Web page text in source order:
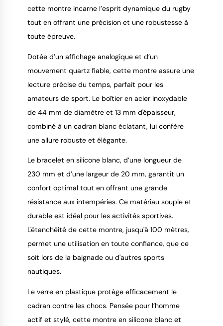
cette montre incarne l’esprit dynamique du rugby
tout en offrant une précision et une robustesse à
toute épreuve.
Dotée d’un affichage analogique et d’un
mouvement quartz fiable, cette montre assure une
lecture précise du temps, parfait pour les
amateurs de sport. Le boîtier en acier inoxydable
de 44 mm de diamètre et 13 mm d'épaisseur,
combiné à un cadran blanc éclatant, lui confère
une allure robuste et élégante.
Le bracelet en silicone blanc, d’une longueur de
230 mm et d’une largeur de 20 mm, garantit un
confort optimal tout en offrant une grande
résistance aux intempéries. Ce matériau souple et
durable est idéal pour les activités sportives.
L'étanchéité de cette montre, jusqu'à 100 mètres,
permet une utilisation en toute confiance, que ce
soit lors de la baignade ou d'autres sports
nautiques.
Le verre en plastique protège efficacement le
cadran contre les chocs. Pensée pour l’homme
actif et stylé, cette montre en silicone blanc et